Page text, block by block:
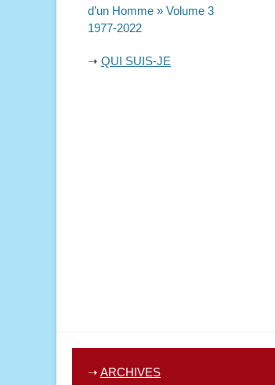
d’un Homme » Volume 3
1977-2022
➝ QUI SUIS-JE
➝ ARCHIVES